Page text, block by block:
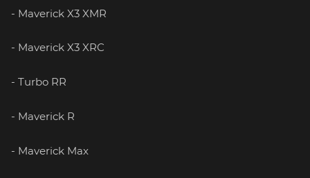
- Maverick X3 XMR
- Maverick X3 XRC
- Turbo RR
- Maverick R
- Maverick Max